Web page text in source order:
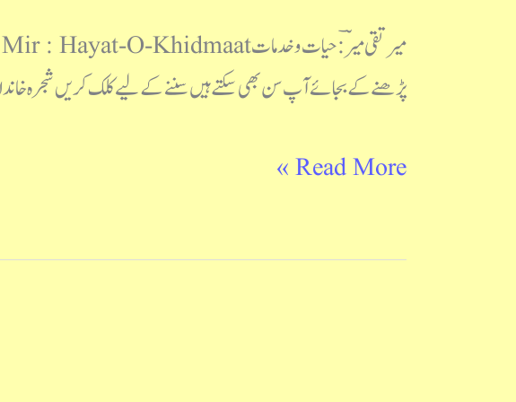
پڑھنے کے بجائے آپ سن بھی سکتے ہیں سننے کے لیے کلک کریں شجرہ
Read More »